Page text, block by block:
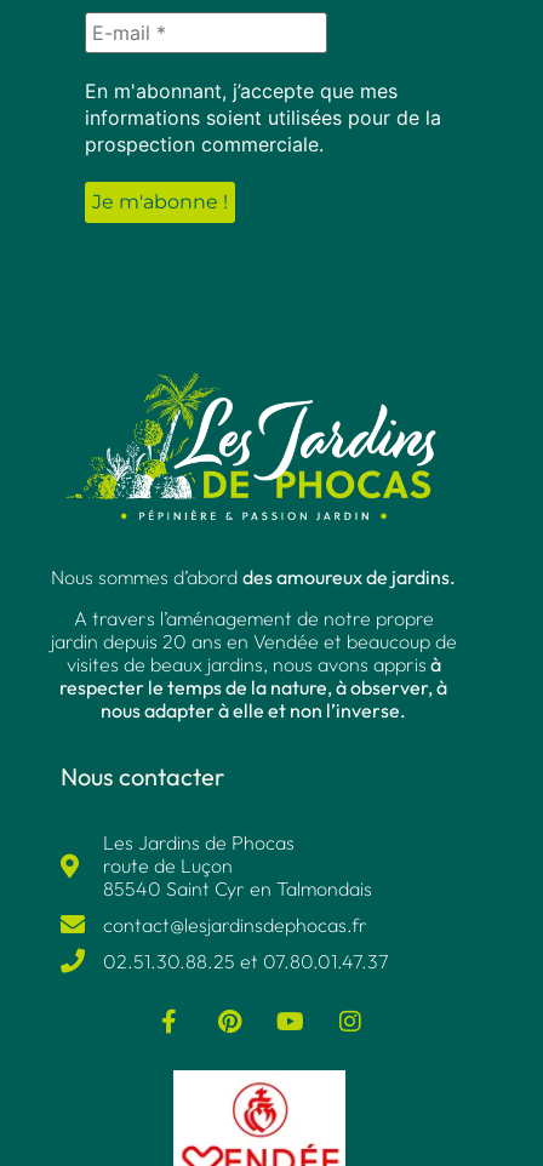
En m'abonnant, j’accepte que mes
informations soient utilisées pour de la
prospection commerciale.
Nous sommes d’abord des amoureux de jardins.
A travers l’aménagement de notre propre
jardin depuis 20 ans en Vendée et beaucoup de
visites de beaux jardins, nous avons appris à
respecter le temps de la nature, à observer, à
nous adapter à elle et non l’inverse.
Nous contacter
Les Jardins de Phocas
route de Luçon
85540 Saint Cyr en Talmondais
contact@lesjardinsdephocas.fr​
02.51.30.88.25 et 07.80.01.47.37​